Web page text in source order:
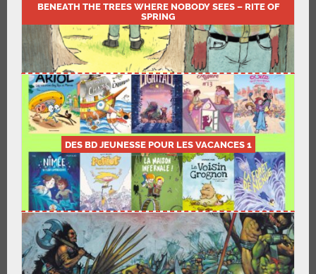
BENEATH THE TREES WHERE NOBODY SEES – RITE OF
SPRING
DES BD JEUNESSE POUR LES VACANCES 1